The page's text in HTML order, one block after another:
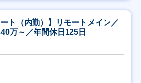
ート（内勤）】リモートメイン／
万～／年間休日125日